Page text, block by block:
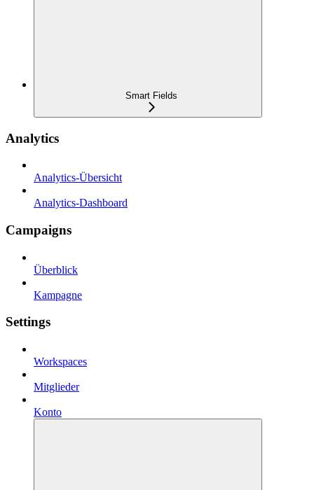
Smart Fields
Analytics
Analytics-Übersicht
Analytics-Dashboard
Campaigns
Überblick
Kampagne
Settings
Workspaces
Mitglieder
Konto